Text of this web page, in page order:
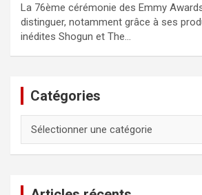
La 76ème cérémonie des Emmy
distinguer, notamment grâce à ses
inédites Shogun et The…
Catégories